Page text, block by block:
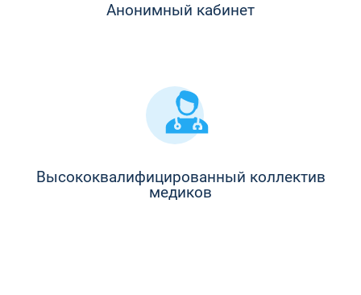
Анонимный кабинет
Высококвалифицированный коллектив
медиков